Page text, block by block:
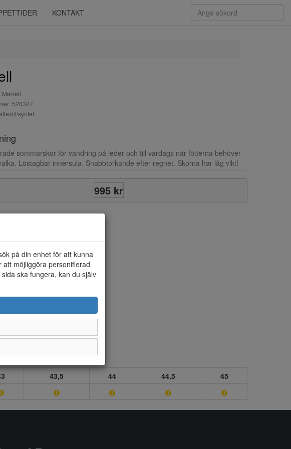
KONTAKT
Merrell
520327
syntet
sommarskor för vandring på leder och till vardags när fötterna behöver
Löstagbar innersula. Snabbtorkande efter regnet. Skorna har låg vikt!
995 kr
43,5 44 44,5
45
på din enhet för att kunna
möjliggöra personifierad
ska fungera, kan du själv